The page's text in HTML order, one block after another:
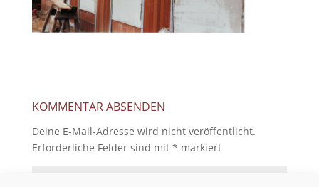
KOMMENTAR ABSENDEN
Deine E-Mail-Adresse wird nicht veröffentlicht.
Erforderliche Felder sind mit * markiert